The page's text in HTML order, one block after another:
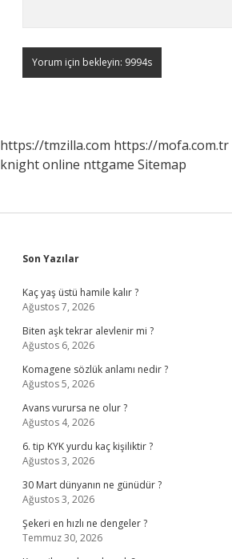
https://tmzilla.com https://mofa.com.tr
knight online nttgame Sitemap
Sidebar
Son Yazılar
Kaç yaş üstü hamile kalır ?
Ağustos 7, 2026
Biten aşk tekrar alevlenir mi ?
Ağustos 6, 2026
Komagene sözlük anlamı nedir ?
Ağustos 5, 2026
Avans vurursa ne olur ?
Ağustos 4, 2026
6. tip KYK yurdu kaç kişiliktir ?
Ağustos 3, 2026
30 Mart dünyanın ne günüdür ?
Ağustos 3, 2026
Şekeri en hızlı ne dengeler ?
Temmuz 30, 2026